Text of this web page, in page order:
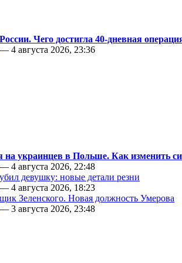
Чего достигла 40-дневная
— 4 августа 2026, 23:36
на украинцев в Польше. Как изменить
— 4 августа 2026, 22:48
девушку: новые детали резни
— 4 августа 2026, 18:23
Зеленского. Новая должность Умерова
— 3 августа 2026, 23:48